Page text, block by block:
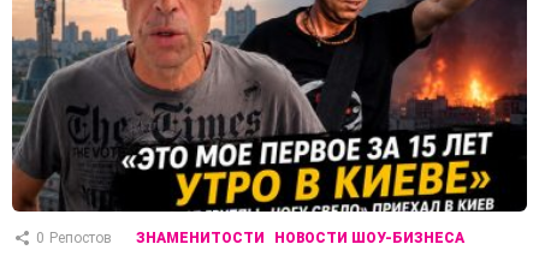
0 Репостов ЗНАМЕНИТОСТИ НОВОСТИ ШОУ-БИЗНЕСА